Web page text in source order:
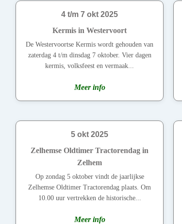
4 t/m 7 okt 2025
Kermis in Westervoort
De Westervoortse Kermis wordt gehouden van
zaterdag 4 t/m dinsdag 7 oktober. Vier dagen
kermis, volksfeest en vermaak...
Meer info
5 okt 2025
Zelhemse Oldtimer Tractorendag in
Zelhem
Op zondag 5 oktober vindt de jaarlijkse
Zelhemse Oldtimer Tractorendag plaats. Om
10.00 uur vertrekken de historische...
Meer info